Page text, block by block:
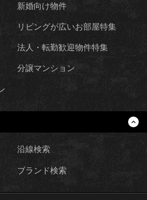
新婚向け物件
リビングが広いお部屋特集
法人・転勤歓迎物件特集
分譲マンション
沿線検索
ブランド検索